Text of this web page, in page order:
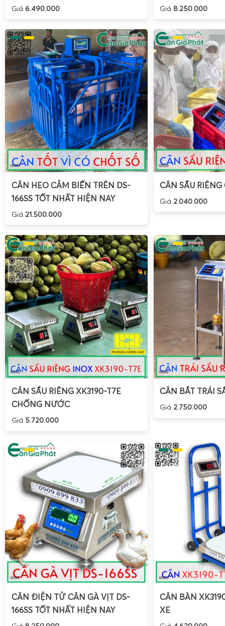
Đối vớicân tính tiền bán hải sản chống nước 30kg(như
KIP-230kg), yêu cầu quan trọng nhất là khả năng chống
do muối và độ ẩm cao. Các mẫu cân điện tử tính tiền
cấp bảo vệ IP65 trở lên, vỏ inox hoặc nhựa ABS kín,
nước, các khe hở được bịt kín bằng gioăng cao su.
động ổn định trong môi trường nước đá tan, nước biển,
Ngoài ra, cân bán hải sản cần có chân đế chống trượt,
động khi đặt các loại cá lớn, tôm, cua, ghẹ, nghêu, sò.
Giá 6.490.000 Giá 8.250.000
CÂN HEO CẢM BIẾN TRÊN DS-
166SS TỐT NHẤT HIỆN NAY
Giá 21.500.000
CÂN SẦU
Giá 2.040.000
CÂN SẦU RIÊNG XK3190-T7E
CHỐNG NƯỚC
Giá 5.720.000
CÂN BẮT TRÁI
Giá 2.750.000
CÂN ĐIỆN TỬ CÂN GÀ VỊT DS-
166SS TỐT NHẤT HIỆN NAY
CÂN BÀN
XE